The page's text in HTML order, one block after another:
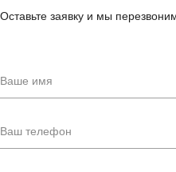
Оставьте заявку и мы